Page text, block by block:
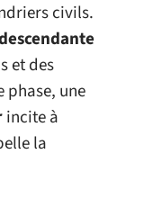
civils.
et des
phase, une
incite à
la